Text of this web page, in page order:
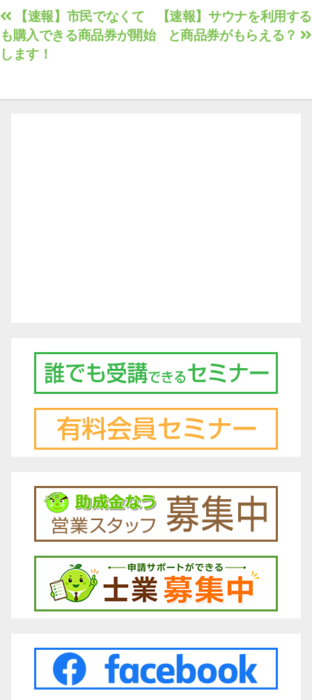
投
稿
ナ
ゲ
【速報】サウナを利用する
と商品券がもらえる？
【速報】市民でなくて
も購入できる商品券が開始
します！